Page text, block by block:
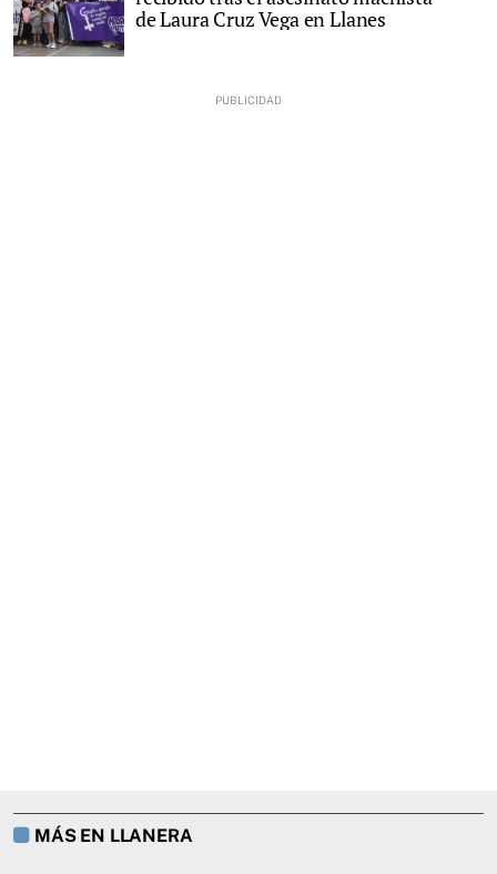
de Laura Cruz Vega en Llanes
MÁS EN LLANERA